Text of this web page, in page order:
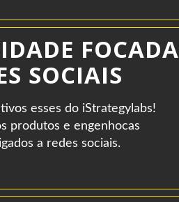
FOCADA
SOCIAIS
esses do iStrategylabs!
produtos e engenhocas
a redes sociais.